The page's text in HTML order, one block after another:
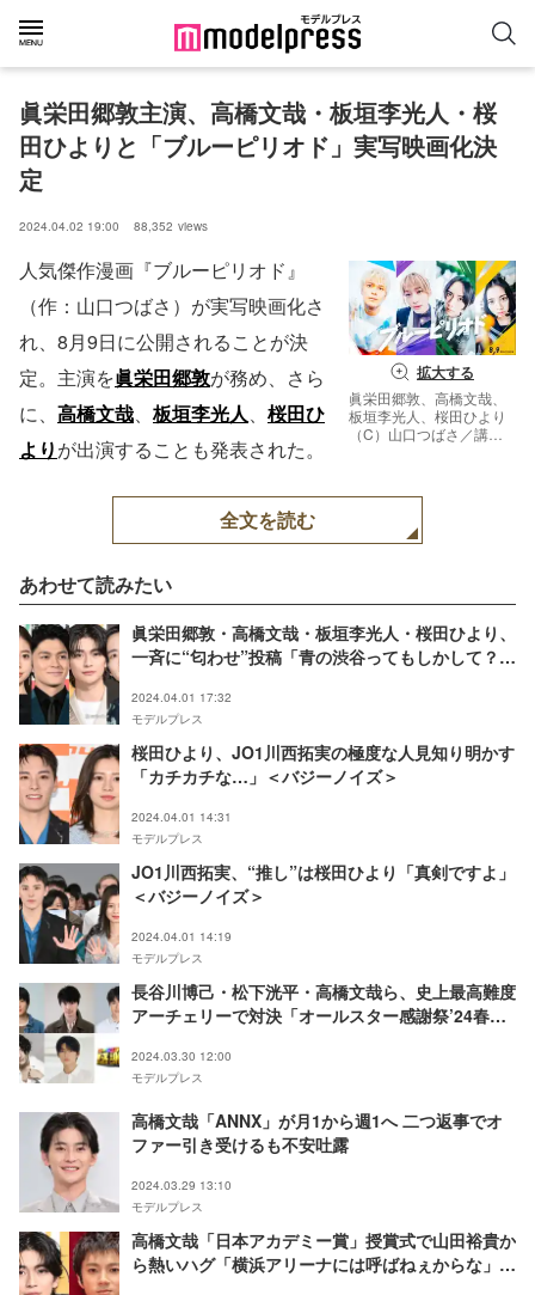
眞栄田郷敦主演、高橋文哉・板垣李光人・桜
田ひよりと「ブルーピリオド」実写映画化決
定
2024.04.02 19:00 88,352 views
拡大する
眞栄田郷敦、高橋文哉、
板垣李光人、桜田ひより
（C）山口つばさ／講談
人気傑作漫画『ブルーピリオド』
（作：山口つばさ）が実写映画化さ
れ、8月9日に公開されることが決
定。主演を眞栄田郷敦が務め、さら
に、 高橋文哉、 板垣李光人、 桜田ひ
よりが出演することも発表された。
全文を読む
あわせて読みたい
眞栄田郷敦・高橋文哉・板垣李光人・桜田ひより、
一斉に“匂わせ”投稿「青の渋谷ってもしかして？」
2024.04.01 17:32
モデルプレス
桜田ひより、JO1川西拓実の極度な人見知り明かす
「カチカチな…」＜バジーノイズ＞
2024.04.01 14:31
モデルプレス
JO1川西拓実、“推し”は桜田ひより「真剣ですよ」
＜バジーノイズ＞
2024.04.01 14:19
モデルプレス
長谷川博己・松下洸平・高橋文哉ら、史上最高難度
アーチェリーで対決「オールスター感謝祭’24春」
2024.03.30 12:00
モデルプレス
高橋文哉「ANNX」が月1から週1へ 二つ返事でオ
ファー引き受けるも不安吐露
2024.03.29 13:10
モデルプレス
高橋文哉「日本アカデミー賞」授賞式で山田裕貴か
ら熱いハグ「横浜アリーナには呼ばねぇからな」